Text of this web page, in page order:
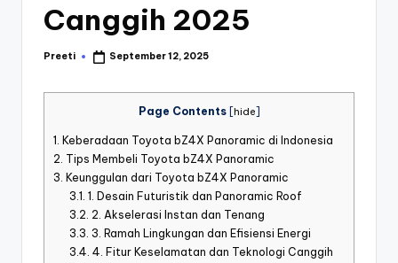
Canggih 2025
Posted
Preeti September 12, 2025
Page Contents hide
1. Keberadaan Toyota bZ4X Panoramic di Indonesia
2. Tips Membeli Toyota bZ4X Panoramic
3. Keunggulan dari Toyota bZ4X Panoramic
3.1. 1. Desain Futuristik dan Panoramic Roof
3.2. 2. Akselerasi Instan dan Tenang
3.3. 3. Ramah Lingkungan dan Efisiensi Energi
3.4. 4. Fitur Keselamatan dan Teknologi Canggih